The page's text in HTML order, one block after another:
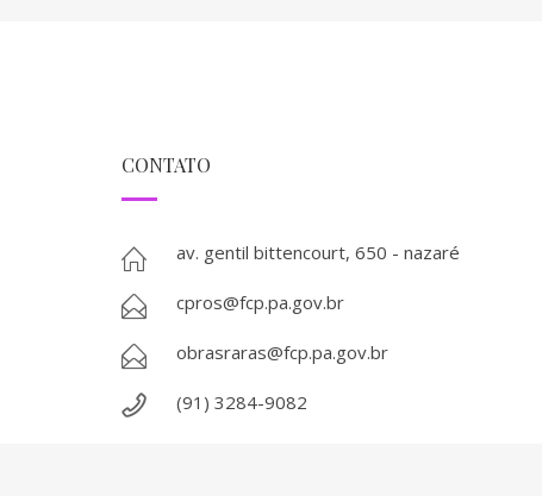
CONTATO
av. gentil bittencourt, 650 - nazaré
cpros@fcp.pa.gov.br
obrasraras@fcp.pa.gov.br
(91) 3284-9082